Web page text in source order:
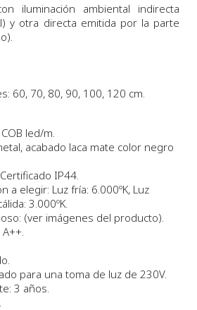
iluminación ambiental indirecta
y otra directa emitida por la parte
: 60, 70, 80, 90, 100, 120 cm.
led/m.
acabado laca mate color negro
IP44.
a elegir: Luz fría: 6.000ºK, Luz
3.000ºK.
(ver imágenes del producto).
para una toma de luz de 230V.
3 años.